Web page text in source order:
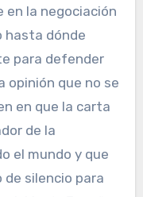
en la negociación
hasta dónde
para defender
opinión que no se
en que la carta
de la
el mundo y que
silencio para